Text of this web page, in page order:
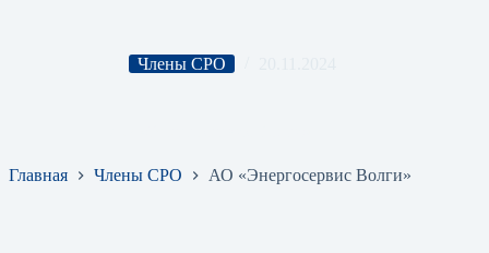
Члены СРО
Главная Члены СРО АО «Энергосервис Волги»